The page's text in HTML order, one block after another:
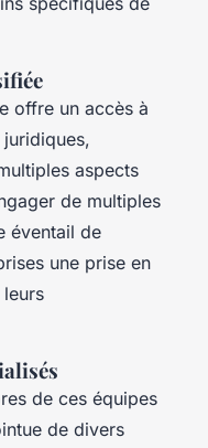
offre un accès à
juridiques,
aspects
de multiples
éventail de
une prise en
de ces équipes
de divers